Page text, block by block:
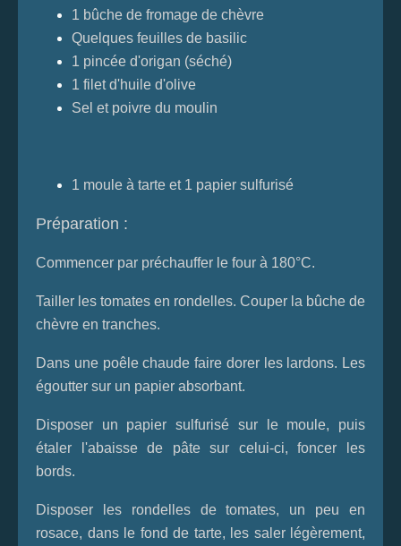
1 bûche de fromage de chèvre
Quelques feuilles de basilic
1 pincée d'origan (séché)
1 filet d'huile d'olive
Sel et poivre du moulin
1 moule à tarte et 1 papier sulfurisé
Préparation :
Commencer par préchauffer le four à 180°C.
Tailler les tomates en rondelles. Couper la bûche de
chèvre en tranches.
Dans une poêle chaude faire dorer les lardons. Les
égoutter sur un papier absorbant.
Disposer un papier sulfurisé sur le moule, puis
étaler l'abaisse de pâte sur celui-ci, foncer les
bords.
Disposer les rondelles de tomates, un peu en
rosace, dans le fond de tarte, les saler légèrement,